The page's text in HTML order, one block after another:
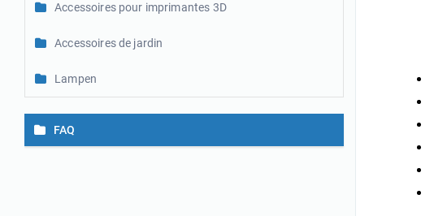
Accessoires pour imprimantes 3D
Accessoires de jardin
Lampen
FAQ